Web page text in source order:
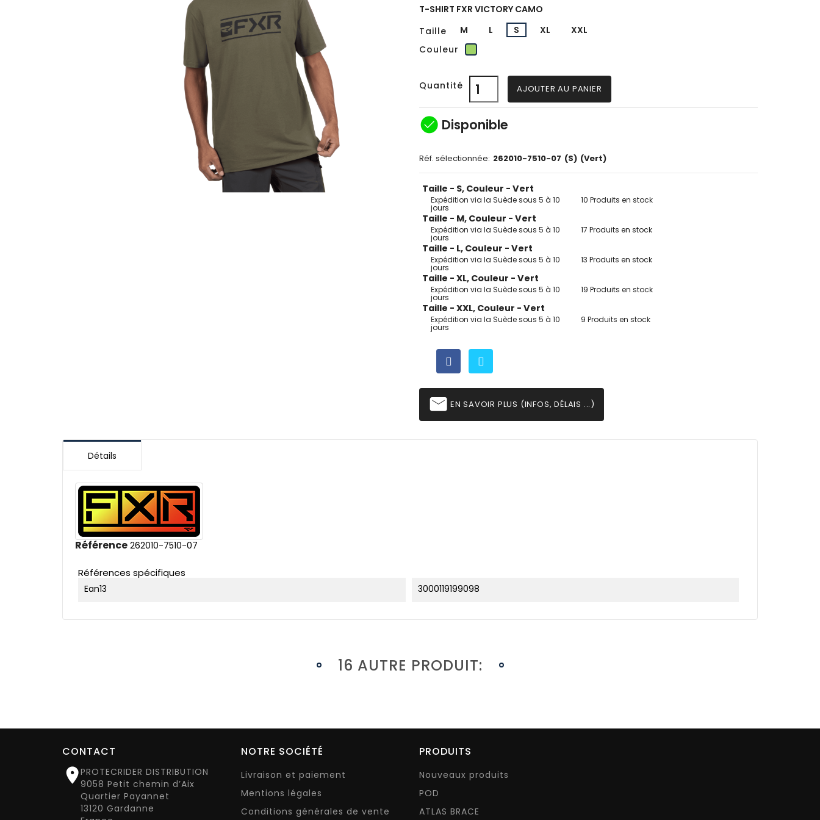
T-SHIRT FXR VICTORY CAMO
Taille
M L S XL
XXL
Couleur
Vert
Quantité AJOUTER AU PANIER
check_circle Disponible
Réf. sélectionnée: 262010-7510-07 (S) (Vert)
Taille - S, Couleur - Vert
Expédition via la Suède sous 5 à 10
jours
10 Produits en stock
Taille - M, Couleur - Vert
Expédition via la Suède sous 5 à 10
jours
17 Produits en stock
Taille - L, Couleur - Vert
Expédition via la Suède sous 5 à 10
jours
13 Produits en stock
Taille - XL, Couleur - Vert
Expédition via la Suède sous 5 à 10
jours
19 Produits en stock
Taille - XXL, Couleur - Vert
Expédition via la Suède sous 5 à 10
jours
9 Produits en stock
email EN SAVOIR PLUS (INFOS, DÉLAIS ...)
Détails
Référence 262010-7510-07
Références spécifiques
Ean13 3000119199098
16 AUTRE PRODUIT:
CONTACT
PROTECRIDER DISTRIBUTION
9058 Petit chemin d’Aix
Quartier Payannet
13120 Gardanne
NOTRE SOCIÉTÉ
Livraison et paiement
Mentions légales
Conditions générales de vente
PRODUITS
Nouveaux produits
POD
ATLAS BRACE